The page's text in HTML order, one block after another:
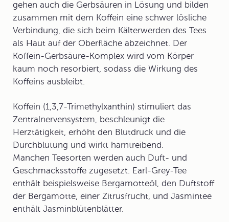
gehen auch die Gerbsäuren in Lösung und bilden
zusammen mit dem Koffein eine schwer lösliche
Verbindung, die sich beim Kälterwerden des Tees
als Haut auf der Oberfläche abzeichnet. Der
Koffein-Gerbsäure-Komplex wird vom Körper
kaum noch resorbiert, sodass die Wirkung des
Koffeins ausbleibt.
Koffein (1,3,7-Trimethylxanthin) stimuliert das
Zentralnervensystem, beschleunigt die
Herztätigkeit, erhöht den Blutdruck und die
Durchblutung und wirkt harntreibend.
Manchen Teesorten werden auch Duft- und
Geschmacksstoffe zugesetzt. Earl-Grey-Tee
enthält beispielsweise Bergamotteöl, den Duftstoff
der Bergamotte, einer Zitrusfrucht, und Jasmintee
enthält Jasminblütenblätter.